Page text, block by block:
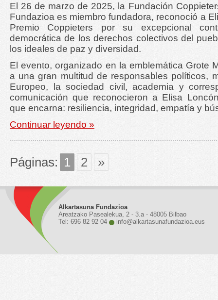
El 26 de marzo de 2025, la Fundación
Fundazioa es miembro fundadora, reconoció a
Premio Coppieters por su excepcional
democrática de los derechos colectivos del
los ideales de paz y diversidad.
El evento, organizado en la emblemática Grote
a una gran multitud de responsables políticos,
Europeo, la sociedad civil, academia y
comunicación que reconocieron a Elisa
que encarna: resiliencia, integridad, empatía y
Continuar leyendo »
Páginas: 1 2 »
Alkartasuna Fundazioa
Areatzako Pasealekua, 2 - 3.a - 48005 Bilbao
Tel: 696 82 92 04
info@alkartasunafundazioa.eus